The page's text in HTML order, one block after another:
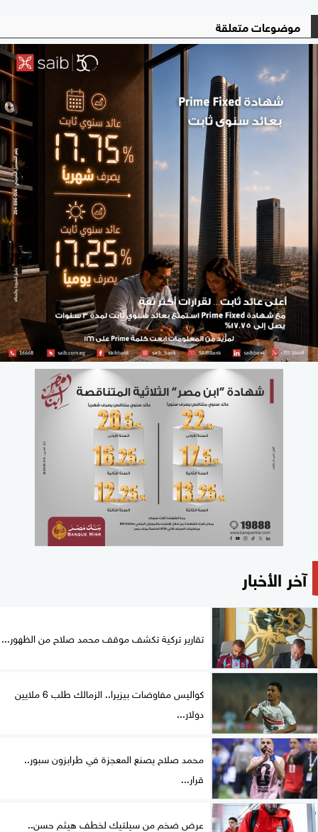
موضوعات متعلقة
آخر الأخبار
تقارير تركية تكشف موقف محمد صلاح من الظهور...
كواليس مفاوضات بيزيرا.. الزمالك طلب 6 ملايين
دولار...
محمد صلاح يصنع المعجزة في طرابزون سبور..
قرار...
عرض ضخم من سيلتيك لخطف هيثم حسن..